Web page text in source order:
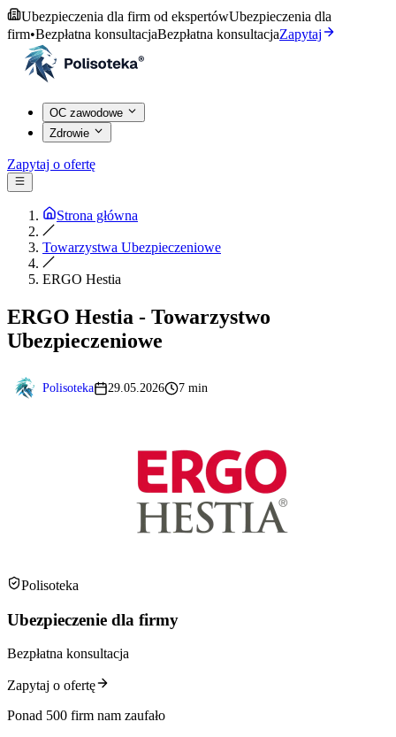
Ubezpieczenia dla firm od ekspertówUbezpieczenia dla
firm•Bezpłatna konsultacjaBezpłatna konsultacjaZapytaj
OC zawodowe
Zdrowie
Zapytaj o ofertę
Strona główna
Towarzystwa Ubezpieczeniowe
ERGO Hestia
ERGO Hestia - Towarzystwo
Ubezpieczeniowe
Polisoteka 29.05.2026 7 min
Polisoteka
Ubezpieczenie dla firmy
Bezpłatna konsultacja
Zapytaj o ofertę
Ponad 500 firm nam zaufało